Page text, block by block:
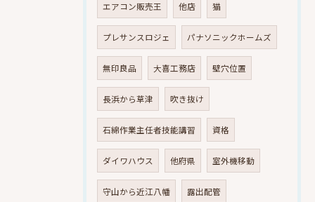
エアコン販売王 他店 猫
プレサンスロジェ パナソニックホームズ
無印良品 大喜工務店 壁穴位置
長浜から草津 吹き抜け
石綿作業主任者技能講習 資格
ダイワハウス 他府県 室外機移動
守山から近江八幡 露出配管